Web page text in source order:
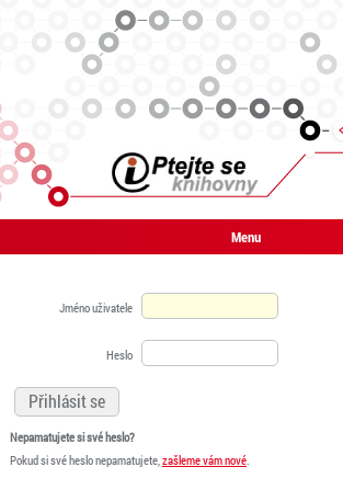
Menu
Jméno uživatele
Heslo
Nepamatujete si své heslo?
Pokud si své heslo nepamatujete,zašleme vám nové.